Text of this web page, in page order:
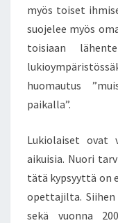
myös toiset
suojelee myös
toisiaan
huomautus
paikalla”.
Lukiolaiset ovat
aikuisia. Nuori
tätä kypsyyttä on
opettajilta.
sekä vuonna